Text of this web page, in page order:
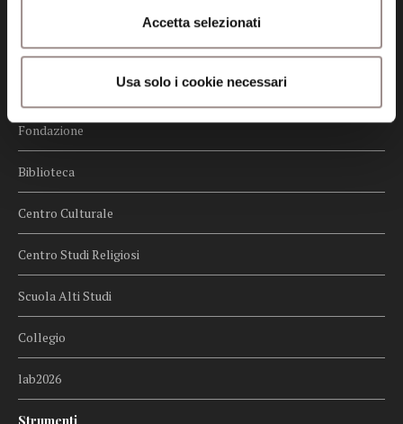
Accetta selezionati
Usa solo i cookie necessari
Whistleblowing
Menu
Fondazione
Biblioteca
Centro Culturale
Centro Studi Religiosi
Scuola Alti Studi
Collegio
lab2026